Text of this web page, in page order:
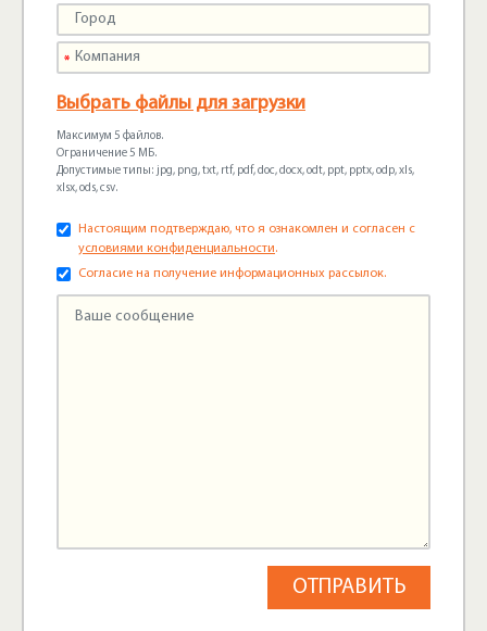
Выбрать файлы для загрузки
Максимум 5 файлов.
Ограничение 5 МБ.
Допустимые типы: jpg, png, txt, rtf, pdf, doc, docx, odt, ppt, pptx, odp, xls,
xlsx, ods, csv.
Настоящим подтверждаю, что я ознакомлен и согласен с
условиями конфиденциальности.
Согласие на получение информационных рассылок.